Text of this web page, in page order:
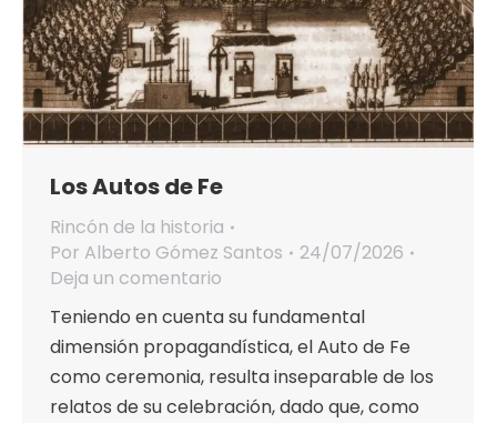
Los Autos de Fe
Rincón de la historia
Por Alberto Gómez Santos
24/07/2026
Deja un comentario
Teniendo en cuenta su fundamental
dimensión propagandística, el Auto de Fe
como ceremonia, resulta inseparable de los
relatos de su celebración, dado que, como